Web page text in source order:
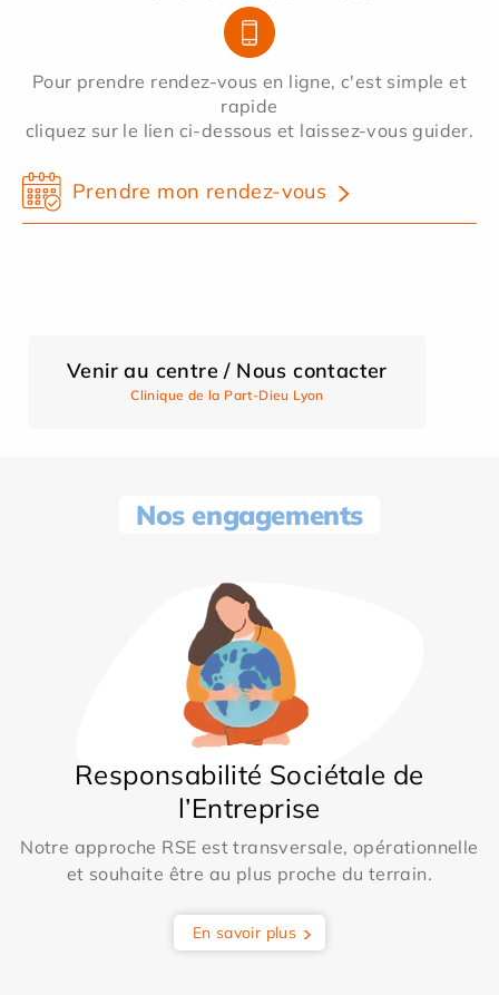
Pour prendre rendez-vous en ligne, c'est simple et
rapide
cliquez sur le lien ci-dessous et laissez-vous guider.
Prendre mon rendez-vous
Venir au centre / Nous contacter
Clinique de la Part-Dieu Lyon
Nos engagements
Responsabilité Sociétale de
l’Entreprise
Notre approche RSE est transversale, opérationnelle
et souhaite être au plus proche du terrain.
En savoir plus